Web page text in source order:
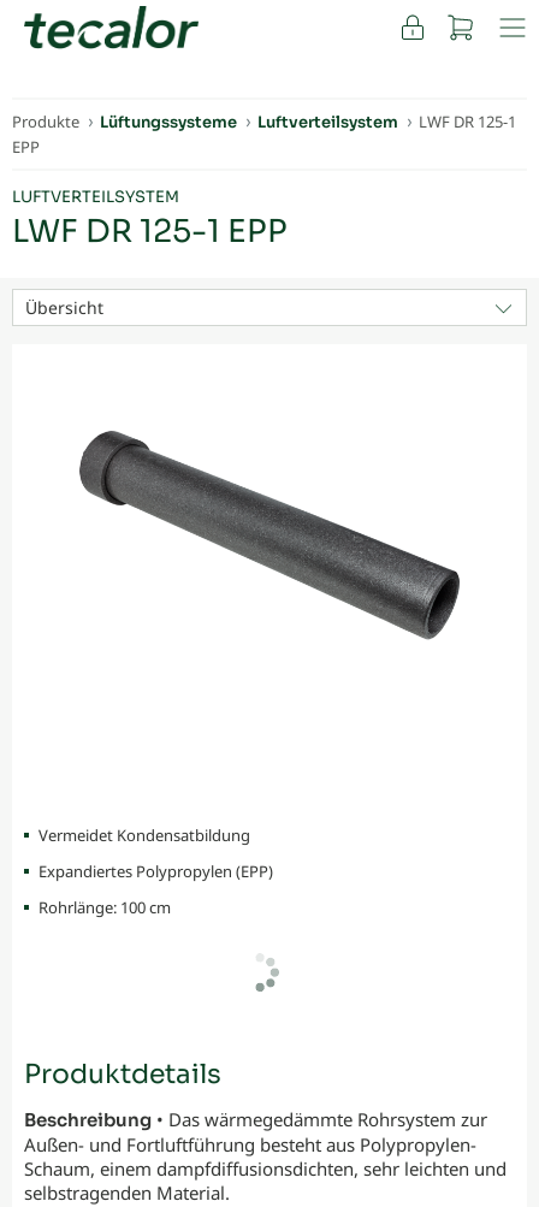
FACHKUNDEN
Produkte Lüftungssysteme Luftverteilsystem
LWF DR 125-1
EPP
LUFTVERTEILSYSTEM
LWF DR 125-1 EPP
Übersicht
Vermeidet Kondensatbildung
Expandiertes Polypropylen (EPP)
Rohrlänge: 100 cm
Produktdetails
Beschreibung • Das wärmegedämmte Rohrsystem zur
Außen- und Fortluftführung besteht aus Polypropylen-
Schaum, einem dampfdiffusionsdichten, sehr leichten und
selbstragenden Material.